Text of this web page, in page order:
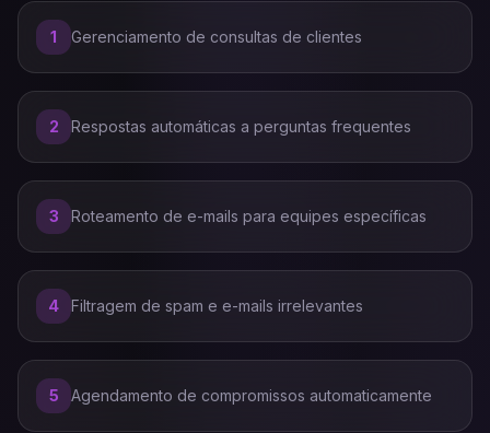
1 Gerenciamento de consultas de clientes
2 Respostas automáticas a perguntas frequentes
3 Roteamento de e-mails para equipes específicas
4 Filtragem de spam e e-mails irrelevantes
5 Agendamento de compromissos automaticamente